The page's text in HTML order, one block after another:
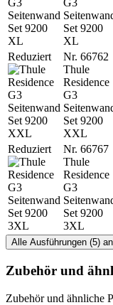
G3
Set 9200
XL
Reduziert
Nr. 66762
Thule
Residence
G3
Set 9200
XXL
Reduziert
Nr. 66767
Thule
Residence
G3
Set 9200
3XL
Alle Ausführungen (5)
Zubehör und
Zubehör und ähnliche